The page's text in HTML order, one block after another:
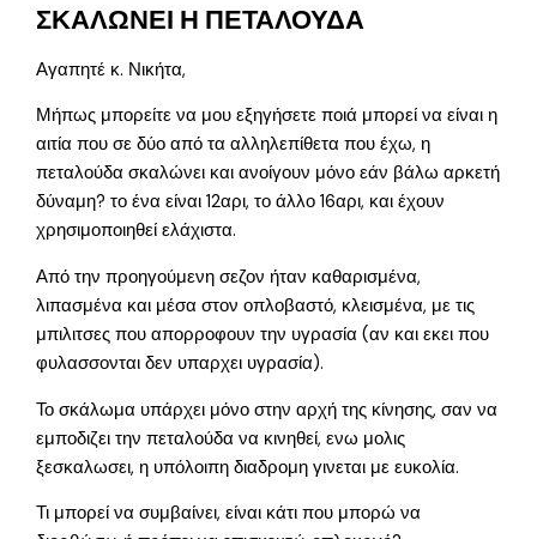
ΣΚΑΛΩΝΕΙ Η ΠΕΤΑΛΟΥΔΑ
Αγαπητέ κ. Νικήτα,
Μήπως μπορείτε να μου εξηγήσετε ποιά μπορεί να είναι η
αιτία που σε δύο από τα αλληλεπίθετα που έχω, η
πεταλούδα σκαλώνει και ανοίγουν μόνο εάν βάλω αρκετή
δύναμη? το ένα είναι 12αρι, το άλλο 16αρι, και έχουν
χρησιμοποιηθεί ελάχιστα.
Από την προηγούμενη σεζον ήταν καθαρισμένα,
λιπασμένα και μέσα στον οπλοβαστό, κλεισμένα, με τις
μπιλιτσες που απορροφουν την υγρασία (αν και εκει που
φυλασσονται δεν υπαρχει υγρασία).
Το σκάλωμα υπάρχει μόνο στην αρχή της κίνησης, σαν να
εμποδιζει την πεταλούδα να κινηθεί, ενω μολις
ξεσκαλωσει, η υπόλοιπη διαδρομη γινεται με ευκολία.
Τι μπορεί να συμβαίνει, είναι κάτι που μπορώ να